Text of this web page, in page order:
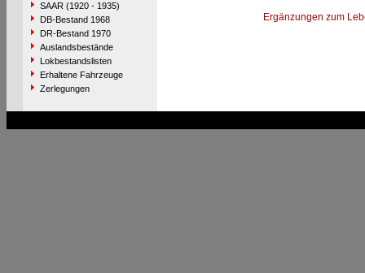
SAAR (1920 - 1935)
DB-Bestand 1968
DR-Bestand 1970
Auslandsbestände
Lokbestandslisten
Erhaltene Fahrzeuge
Zerlegungen
Ergänzungen zum